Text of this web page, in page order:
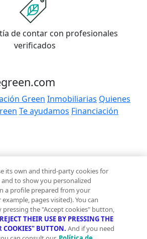
de contar con profesionales
verificados
Green Inmobiliarias Quienes
Te ayudamos Financiación
its own and third-party cookies for
to show you personalized
a profile prepared from your
pages visited). You can
pressing the "Accept cookies" button,
THEIR USE BY PRESSING THE
COOKIES" BUTTON. And if you need